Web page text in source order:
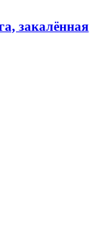
закалённая